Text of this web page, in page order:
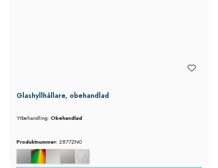
Glashyllhållare, obehandlad
Ytbehandling:Obehandlad
Produktnummer: 2877ZN0